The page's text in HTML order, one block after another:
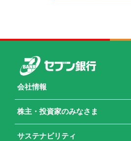
会社情報
株主・投資家のみなさま
サステナビリティ